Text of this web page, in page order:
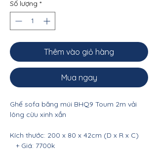
Số lượng *
Thêm vào giỏ hàng
Mua ngay
Ghế sofa băng múi BHQ9 Toum 2m vải
lông cừu xinh xắn
Kích thước: 200 x 80 x 42cm (D x R x C)
+ Giá: 7700k